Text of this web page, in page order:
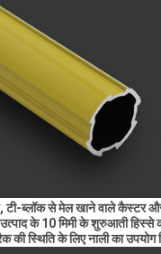
टी-ब्लॉक से मेल खाने वाले कैस्टर और
के 10 मिमी के शुरुआती हिस्से
की स्थिति के लिए नाली का उपयोग